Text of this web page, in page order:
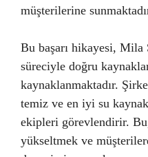
müşterilerine
Bu başarı hikayesi,
süreciyle doğru
kaynaklanmaktadır.
temiz ve en iyi su
ekipleri görevlendirir.
yükseltmek ve